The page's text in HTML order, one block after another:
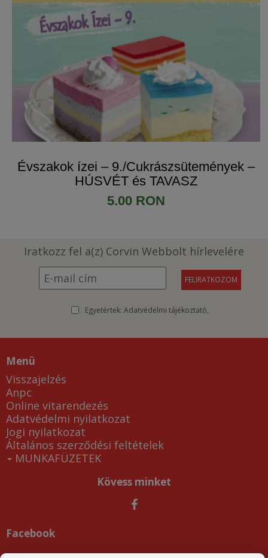
Évszakok ízei – 9./Cukrászsütemények –
HÚSVÉT és TAVASZ
5.00 RON
Iratkozz fel a(z) Corvin Webbolt hírlevelére
Egyetértek: Adatvédelmi tájékoztató
Menü
Visszajelzés
Anpc
Online vitarendezés
Adatvédelmi nyilatkozat
Jogi nyilatkozat
Általános szerződési feltételek
MUNKAFÜZETEK
Kövess minket
Facebook